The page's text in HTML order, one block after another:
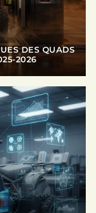
DES QUADS
2026